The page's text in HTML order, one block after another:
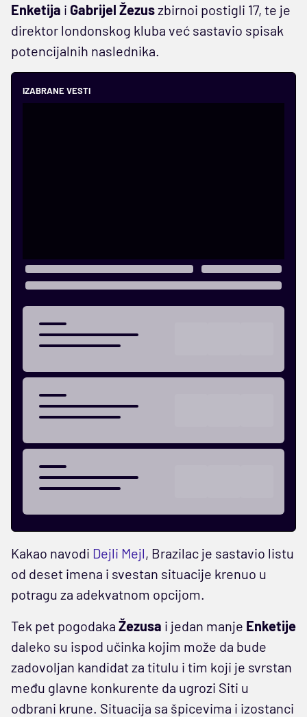
Enketija i Gabrijel Žezuszbirnoi postigli 17, te je
direktor londonskog kluba već sastavio spisak
potencijalnih naslednika.
IZABRANE VESTI
Kakao navodi Dejli Mejl, Brazilac je sastavio listu
od deset imena i svestan situacije krenuo u
potragu za adekvatnom opcijom.
Tek pet pogodaka Žezusa i jedan manje Enketije
daleko su ispod učinka kojim može da bude
zadovoljan kandidat za titulu i tim koji je svrstan
među glavne konkurente da ugrozi Siti u
odbrani krune. Situacija sa špicevima i izostanci